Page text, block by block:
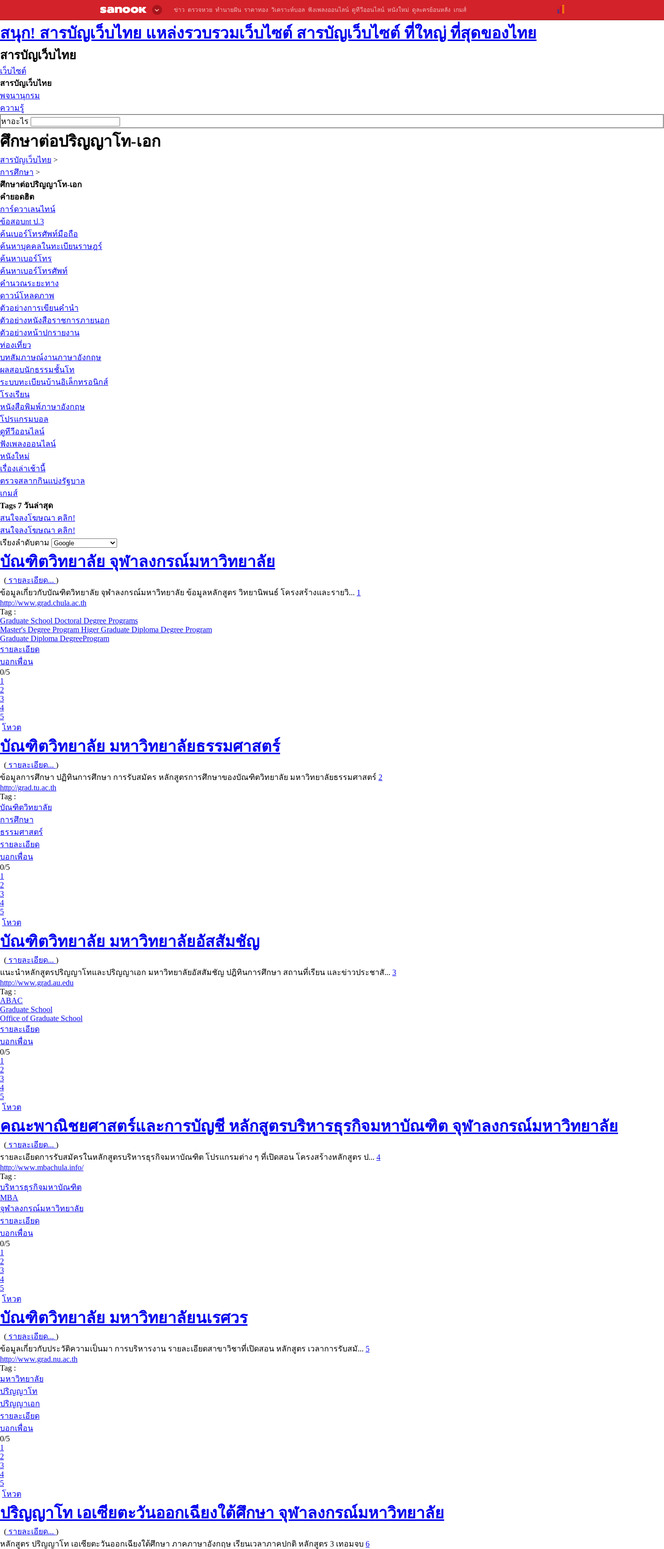
ข่าว ตรวจหวย ทำนายฝัน ราคาทอง วิเคราะห์บอล ฟังเพลงออนไลน์ ดูทีวีออนไลน์ หนังใหม่ ดูละครย้อนหลัง เกมส์
สนุก! สารบัญเว็บไทย แหล่งรวบรวมเว็บไซต์ สารบัญเว็บไซต์ ที่ใหญ่ ที่สุดของไทย
สารบัญเว็บไทย
เว็บไซต์
สารบัญเว็บไทย
พจนานุกรม
ความรู้
หาอะไร
ศึกษาต่อปริญญาโท-เอก
สารบัญเว็บไทย >
การศึกษา >
ศึกษาต่อปริญญาโท-เอก
คำยอดฮิต
การ์ดวาเลนไทน์
ข้อสอบnt ป.3
ค้นเบอร์โทรศัพท์มือถือ
ค้นหาบุคคลในทะเบียนราษฎร์
ค้นหาเบอร์โทร
ค้นหาเบอร์โทรศัพท์
คำนวณระยะทาง
ดาวน์โหลดภาพ
ตัวอย่างการเขียนคำนำ
ตัวอย่างหนังสือราชการภายนอก
ตัวอย่างหน้าปกรายงาน
ท่องเที่ยว
บทสัมภาษณ์งานภาษาอังกฤษ
ผลสอบนักธรรมชั้นโท
ระบบทะเบียนบ้านอิเล็กทรอนิกส์
โรงเรียน
หนังสือพิมพ์ภาษาอังกฤษ
โปรแกรมบอล
ดูทีวีออนไลน์
ฟังเพลงออนไลน์
หนังใหม่
เรื่องเล่าเช้านี้
ตรวจสลากกินแบ่งรัฐบาล
เกมส์
Tags 7 วันล่าสุด
สนใจลงโฆษณา คลิก!
สนใจลงโฆษณา คลิก!
เรียงลำดับตาม
บัณฑิตวิทยาลัย จุฬาลงกรณ์มหาวิทยาลัย
( รายละเอียด... )
ข้อมูลเกี่ยวกับบัณฑิตวิทยาลัย จุฬาลงกรณ์มหาวิทยาลัย ข้อมูลหลักสูตร วิทยานิพนธ์ โครงสร้างและรายวิ... 1
http://www.grad.chula.ac.th
Tag :
Graduate School Doctoral Degree Programs
Master's Degree Program Higer Graduate Diploma Degree Program
Graduate Diploma DegreeProgram
รายละเอียด
บอกเพื่อน
0/5
1
2
3
4
5
โหวต
บัณฑิตวิทยาลัย มหาวิทยาลัยธรรมศาสตร์
( รายละเอียด... )
ข้อมูลการศึกษา ปฏิทินการศึกษา การรับสมัคร หลักสูตรการศึกษาของบัณฑิตวิทยาลัย มหาวิทยาลัยธรรมศาสตร์ 2
http://grad.tu.ac.th
Tag :
บัณฑิตวิทยาลัย
การศึกษา
ธรรมศาสตร์
รายละเอียด
บอกเพื่อน
0/5
1
2
3
4
5
โหวต
บัณฑิตวิทยาลัย มหาวิทยาลัยอัสสัมชัญ
( รายละเอียด... )
แนะนำหลักสูตรปริญญาโทและปริญญาเอก มหาวิทยาลัยอัสสัมชัญ ปฎิทินการศึกษา สถานที่เรียน และข่าวประชาสั... 3
http://www.grad.au.edu
Tag :
ABAC
Graduate School
Office of Graduate School
รายละเอียด
บอกเพื่อน
0/5
1
2
3
4
5
โหวต
คณะพาณิชยศาสตร์และการบัญชี หลักสูตรบริหารธุรกิจมหาบัณฑิต จุฬาลงกรณ์มหาวิทยาลัย
( รายละเอียด... )
รายละเอียดการรับสมัครในหลักสูตรบริหารธุรกิจมหาบัณฑิต โปรแกรมต่าง ๆ ที่เปิดสอน โครงสร้างหลักสูตร ป... 4
http://www.mbachula.info/
Tag :
บริหารธุรกิจมหาบัณฑิต
MBA
จุฬาลงกรณ์มหาวิทยาลัย
รายละเอียด
บอกเพื่อน
0/5
1
2
3
4
5
โหวต
บัณฑิตวิทยาลัย มหาวิทยาลัยนเรศวร
( รายละเอียด... )
ข้อมูลเกี่ยวกับประวัติความเป็นมา การบริหารงาน รายละเอียดสาขาวิชาที่เปิดสอน หลักสูตร เวลาการรับสมั... 5
http://www.grad.nu.ac.th
Tag :
มหาวิทยาลัย
ปริญญาโท
ปริญญาเอก
รายละเอียด
บอกเพื่อน
0/5
1
2
3
4
5
โหวต
ปริญญาโท เอเซียตะวันออกเฉียงใต้ศึกษา จุฬาลงกรณ์มหาวิทยาลัย
( รายละเอียด... )
หลักสูตร ปริญญาโท เอเซียตะวันออกเฉียงใต้ศึกษา ภาคภาษาอังกฤษ เรียนเวลาภาคปกติ หลักสูตร 3 เทอมจบ 6